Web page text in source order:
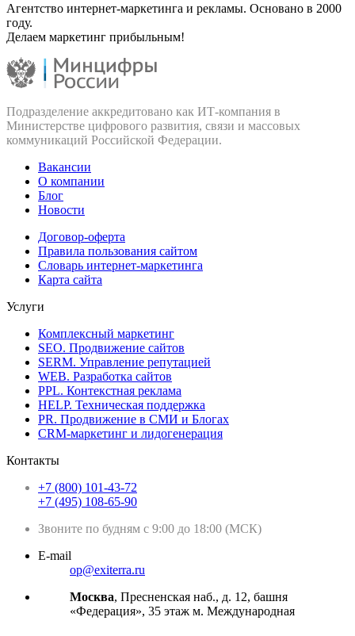
Агентство интернет-маркетинга и рекламы. Основано в 2000
году.
Делаем маркетинг прибыльным!
Подразделение аккредитовано как ИТ‑компания в
Министерстве цифрового развития, связи и массовых
коммуникаций Российской Федерации.
Вакансии
О компании
Блог
Новости
Договор-оферта
Правила пользования сайтом
Словарь интернет-маркетинга
Карта сайта
Услуги
Комплексный маркетинг
SEO. Продвижение сайтов
SERM. Управление репутацией
WEB. Разработка сайтов
PPL. Контекстная реклама
HELP. Техническая поддержка
PR. Продвижение в СМИ и Блогах
CRM-маркетинг и лидогенерация
Контакты
+7 (800) 101-43-72
+7 (495) 108-65-90
Звоните по будням с 9:00 до 18:00 (МСК)
E-mail
op@exiterra.ru
Москва, Пресненская наб., д. 12, башня
«Федерация», 35 этаж м. Международная